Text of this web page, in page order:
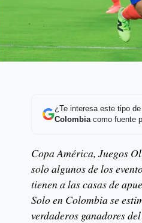
¿Te interesa este tipo
Colombiacomo fuente
Copa América, Juegos
solo algunos de los
tienen a las casas de
Solo en Colombia se
verdaderos ganadores